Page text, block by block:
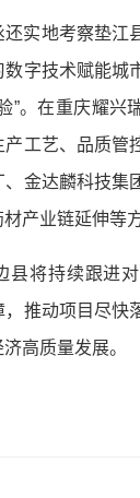
还实地考察垫江
数字技术赋能城
”。在重庆耀兴
工艺、品质管
、金达麟科技集
产业链延伸等
县将持续跟进
推动项目尽快
高质量发展。